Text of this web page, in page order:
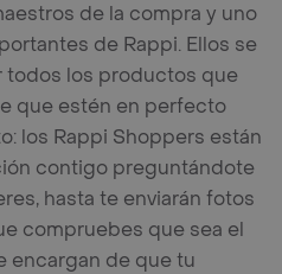
de la compra y uno
de Rappi. Ellos se
todos los productos que
que estén en perfecto
los Rappi Shoppers están
contigo preguntándote
hasta te enviarán fotos
compruebes que sea el
encargan de que tu